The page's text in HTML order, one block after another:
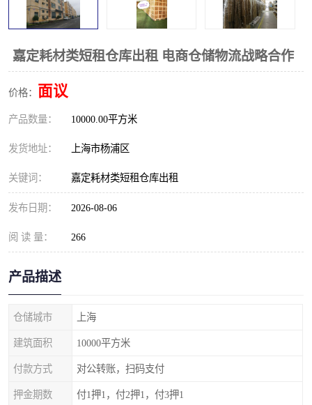
嘉定耗材类短租仓库出租 电商仓储物流战略合作
价格： 面议
产品数量： 10000.00平方米
发货地址： 上海市杨浦区
关键词： 嘉定耗材类短租仓库出租
发布日期： 2026-08-06
阅 读 量： 266
产品描述
仓储城市 上海
建筑面积 10000平方米
付款方式 对公转账，扫码支付
押金期数 付1押1，付2押1，付3押1